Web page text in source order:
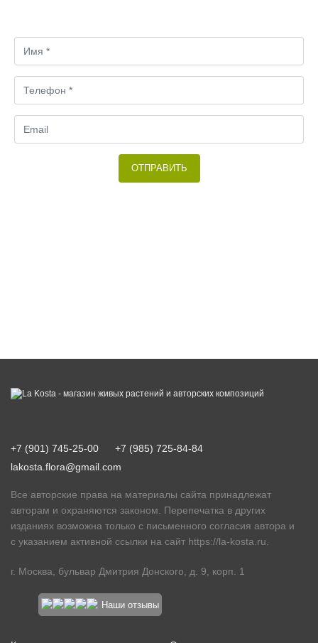
ОТПРАВИТЬ
+7 (901) 745-25-00
+7 (985) 725-84-84
lakosta.flora@gmail.com
Все авторские права на материалы сайта принадлежат
авторам и охраняются законом. Перепечатка в других
изданиях возможна только с письменного согласия автора и
с указанием активной ссылки на сайт https://la-kosta.ru
г. Москва, бульвар Дмитрия Донского, д. 9, корп. 1
Наши отзывы